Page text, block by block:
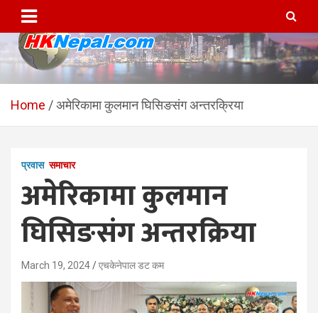
content
HKNepal.com – हङकङबाट
सञ्चालित पहिलो नेपाली अनलाईन
hknepal, hknepal.com, hk nepal, hk nepal com
Home अमेरिकामा कुलमान घिसिङसंग अन्तरक्रिया
प्रवास समाचार
अमेरिकामा कुलमान
घिसिङसंग अन्तरक्रिया
March 19, 2024 एचकेनेपाल डट कम